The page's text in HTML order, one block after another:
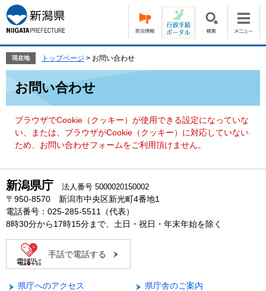
ー
ジ
の
頭
す。
ニ
ュ
ー
飛
て
現在地 トップページ > お問い合わせ
お問い合わせ
ブラウザでCookie（クッキー）が使用できる設定になっていな
い、または、ブラウザがCookie（クッキー）に対応していない
ため、お問い合わせフォームをご利用頂けません。
新潟県庁 法人番号 5000020150002
〒950-8570 新潟市中央区新光町4番地1
電話番号：025-285-5511（代表）
8時30分から17時15分まで、土日・祝日・年末年始を除く
手話で電話する
県庁へのアクセス
県庁舎のご案内